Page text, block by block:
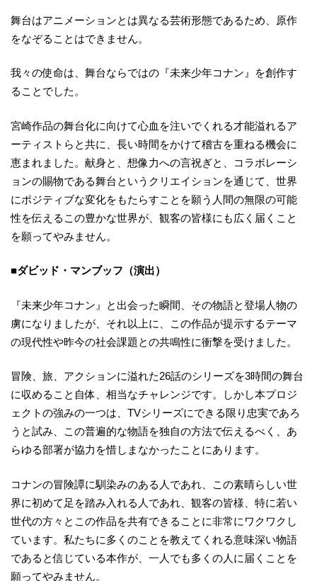
舞台はアニメーションとは異なる芸術形態であるため、原作
をなぞることはできません。
我々の使命は、舞台ならではの『未来少年コナン』を創作す
ることでした。
宮崎作品の舞台化に向けて心血を注いでくれる才能溢れるア
ーティストらと共に、長い時間をかけて稽古を重ねる機会に
恵まれました。献身と、想像力への言祝ぎと、コラボレーシ
ョンの賜物である舞台というクリエイションを通じて、世界
にポジティブな変化をもたらすことを願う人間の無限の可能
性を伝えるこの豊かな世界が、観客の皆様にも広く届くこと
を願ってやみません。
■ダビッド・マンブッフ（演出）
『未来少年コナン』と出会った瞬間、その物語と登場人物の
虜になりましたが、それ以上に、この作品が提示するテーマ
の現代性や昨今の社会課題との共鳴性に衝撃を受けました。
冒険、旅、アクションに溢れた26話のシリーズを3時間の舞台
に収めること自体、相当なチャレンジです。しかし本プロジ
ェクトの強みの一つは、TVシリーズにできる限り忠実であろ
うと試み、この普遍的な物語を独自の方法で伝えるべく、あ
らゆる部署が協力を惜しまなかったことにあります。
コナンの冒険譚に馴染みのある人であれ、この素晴らしい世
界に初めて足を踏み入れる人であれ、観客の皆様、特に若い
世代の方々とこの作品を共有できることに非常にワクワクし
ています。私たちに多くのことを教えてくれる意味深い物語
であると信じている本作が、一人でも多くの人に届くことを
願ってやみません。